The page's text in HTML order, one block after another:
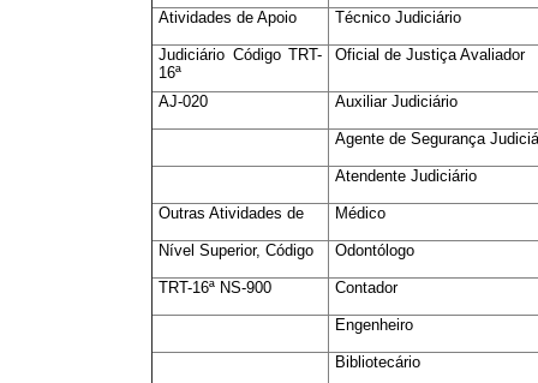
Atividades de Apoio
Técnico Judiciário
Judiciário Código TRT-
16ª
Oficial de Justiça Avaliador
AJ-020 Auxiliar Judiciário
Agente de Segurança
Atendente Judiciário
Outras Atividades de Médico
Nível Superior, Código Odontólogo
TRT-16ª NS-900 Contador
Engenheiro
Bibliotecário